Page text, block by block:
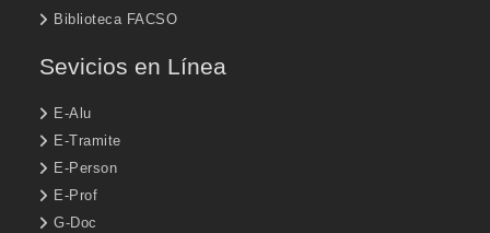
Biblioteca FACSO
Sevicios en Línea
E-Alu
E-Tramite
E-Person
E-Prof
G-Doc